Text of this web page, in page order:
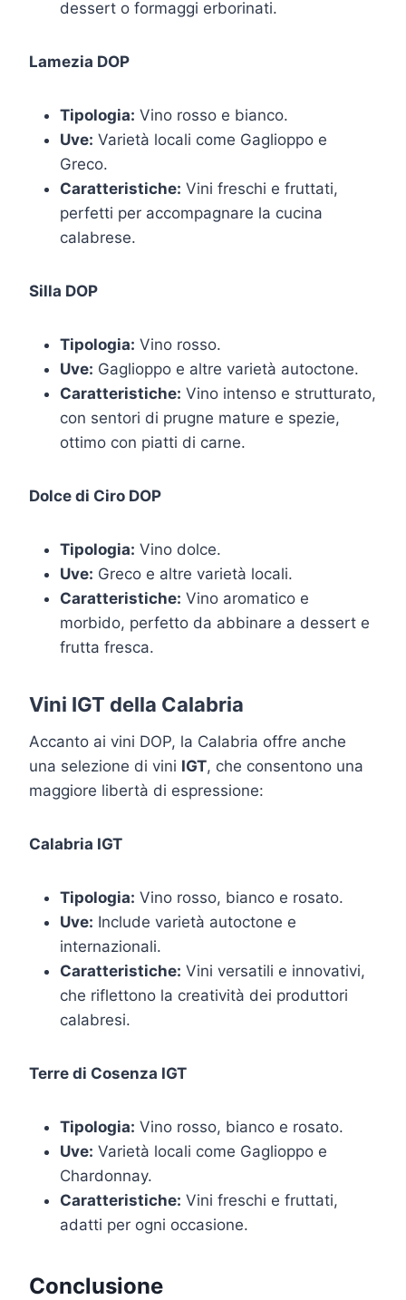
dessert o formaggi erborinati.
Lamezia DOP
Tipologia: Vino rosso e bianco.
Uve: Varietà locali come Gaglioppo e
Greco.
Caratteristiche: Vini freschi e fruttati,
perfetti per accompagnare la cucina
calabrese.
Silla DOP
Tipologia: Vino rosso.
Uve: Gaglioppo e altre varietà autoctone.
Caratteristiche: Vino intenso e strutturato,
con sentori di prugne mature e spezie,
ottimo con piatti di carne.
Dolce di Ciro DOP
Tipologia: Vino dolce.
Uve: Greco e altre varietà locali.
Caratteristiche: Vino aromatico e
morbido, perfetto da abbinare a dessert e
frutta fresca.
Vini IGT della Calabria
Accanto ai vini DOP, la Calabria offre anche
una selezione di vini IGT, che consentono una
maggiore libertà di espressione:
Calabria IGT
Tipologia: Vino rosso, bianco e rosato.
Uve: Include varietà autoctone e
internazionali.
Caratteristiche: Vini versatili e innovativi,
che riflettono la creatività dei produttori
calabresi.
Terre di Cosenza IGT
Tipologia: Vino rosso, bianco e rosato.
Uve: Varietà locali come Gaglioppo e
Chardonnay.
Caratteristiche: Vini freschi e fruttati,
adatti per ogni occasione.
Conclusione